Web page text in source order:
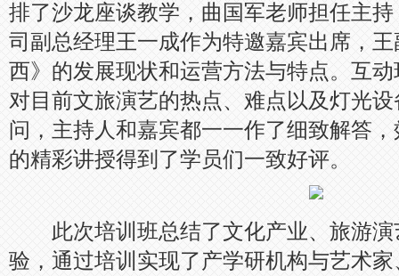
排了沙龙座谈教学，曲国军老师担任主
司副总经理王一成作为特邀嘉宾出席，
西》的发展现状和运营方法与特点。互
对目前文旅演艺的热点、难点以及灯光
问，主持人和嘉宾都一一作了细致解答
的精彩讲授得到了学员们一致好评。
此次培训班总结了文化产业、旅游演
验，通过培训实现了产学研机构与艺术